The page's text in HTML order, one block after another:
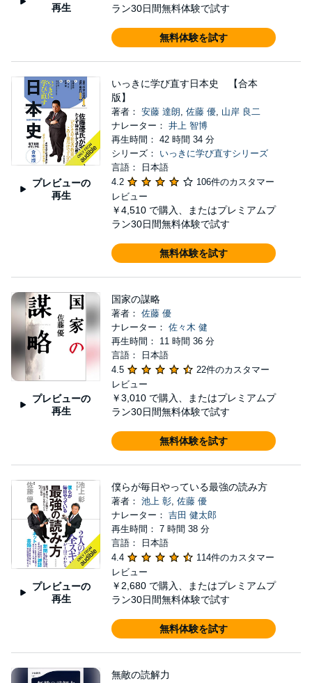
再生
ラン30日間無料体験で試す
無料体験を試す
プレビューの
再生
いっきに学び直す日本史 【合本
版】
著者： 安藤 達朗, 佐藤 優, 山岸 良二
ナレーター： 井上 智博
再生時間： 42 時間 34 分
シリーズ： いっきに学び直すシリーズ
言語： 日本語
4.2
106件のカスタマー
レビュー
￥4,510 で購入、またはプレミアムプ
ラン30日間無料体験で試す
無料体験を試す
プレビューの
再生
国家の謀略
著者： 佐藤 優
ナレーター： 佐々木 健
再生時間： 11 時間 36 分
言語： 日本語
4.5
22件のカスタマー
レビュー
￥3,010 で購入、またはプレミアムプ
ラン30日間無料体験で試す
無料体験を試す
プレビューの
再生
僕らが毎日やっている最強の読み方
著者： 池上 彰, 佐藤 優
ナレーター： 吉田 健太郎
再生時間： 7 時間 38 分
言語： 日本語
4.4
114件のカスタマー
レビュー
￥2,680 で購入、またはプレミアムプ
ラン30日間無料体験で試す
無料体験を試す
無敵の読解力